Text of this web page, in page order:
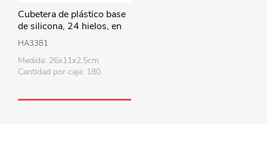
Cubetera de plástico base
de silicona, 24 hielos, en
bolsa
HA3381
Medida: 26x11x2.5cm
Cantidad por caja: 180